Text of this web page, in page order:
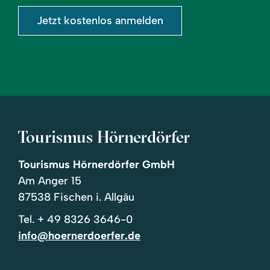
Jetzt kostenlos anmelden
Tourismus Hörnerdörfer
Tourismus Hörnerdörfer GmbH
Am Anger 15
87538 Fischen i. Allgäu
Tel. + 49 8326 3646-0
info@hoernerdoerfer.de